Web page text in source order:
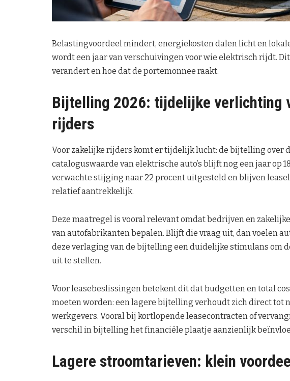
Belastingvoordeel mindert, energiekosten dalen licht en
wordt een jaar van verschuivingen voor wie elektrisch rijdt.
verandert en hoe dat de portemonnee raakt.
Bijtelling 2026: tijdelijke verlichting
rijders
Voor zakelijke rijders komt er tijdelijk lucht: de bijtelling over
cataloguswaarde van elektrische auto’s blijft nog een jaar op
verwachte stijging naar 22 procent uitgesteld en blijven
relatief aantrekkelijk.
Deze maatregel is vooral relevant omdat bedrijven en
van autofabrikanten bepalen. Blijft die vraag uit, dan voelen
deze verlaging van de bijtelling een duidelijke stimulans om
uit te stellen.
Voor leasebeslissingen betekent dit dat budgetten en total
moeten worden: een lagere bijtelling verhoudt zich direct tot
werkgevers. Vooral bij kortlopende leasecontracten of
verschil in bijtelling het financiële plaatje aanzienlijk
Lagere stroomtarieven: klein